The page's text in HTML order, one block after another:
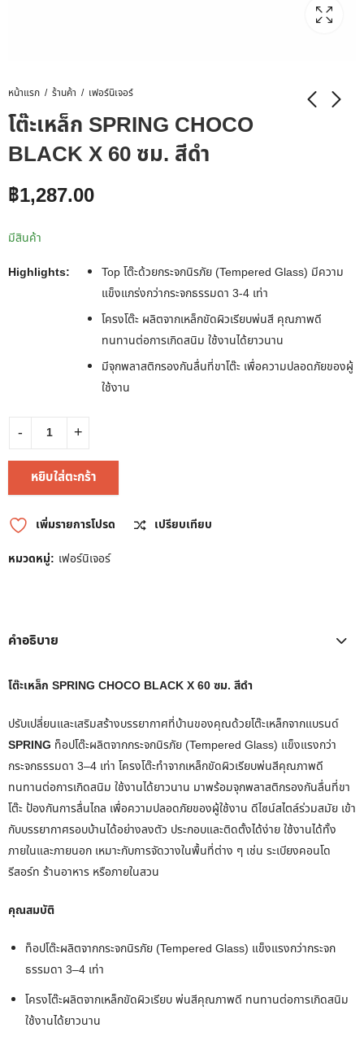
หน้าแรก ร้านค้า เฟอร์นิเจอร์
โต๊ะเหล็ก SPRING CHOCO
BLACK X 60 ซม. สีดำ
฿1,287.00
มีสินค้า
Highlights:
Top โต๊ะด้วยกระจกนิรภัย (Tempered Glass) มีความ
แข็งแกร่งกว่ากระจกธรรมดา 3-4 เท่า
โครงโต๊ะ ผลิตจากเหล็กขัดผิวเรียบพ่นสี คุณภาพดี
ทนทานต่อการเกิดสนิม ใช้งานได้ยาวนาน
มีจุกพลาสติกรองกันลื่นที่ขาโต๊ะ เพื่อความปลอดภัยของผู้
ใช้งาน
หยิบใส่ตะกร้า
เพิ่มรายการโปรด
เปรียบเทียบ
หมวดหมู่: เฟอร์นิเจอร์
คำอธิบาย
โต๊ะเหล็ก SPRING CHOCO BLACK X 60 ซม. สีดำ
ปรับเปลี่ยนและเสริมสร้างบรรยากาศที่บ้านของคุณด้วยโต๊ะเหล็กจากแบรนด์
SPRING ท็อปโต๊ะผลิตจากกระจกนิรภัย (Tempered Glass) แข็งแรงกว่า
กระจกธรรมดา 3–4 เท่า โครงโต๊ะทำจากเหล็กขัดผิวเรียบพ่นสีคุณภาพดี
ทนทานต่อการเกิดสนิม ใช้งานได้ยาวนาน มาพร้อมจุกพลาสติกรองกันลื่นที่ขา
โต๊ะ ป้องกันการลื่นไถล เพื่อความปลอดภัยของผู้ใช้งาน ดีไซน์สไตล์ร่วมสมัย เข้า
กับบรรยากาศรอบบ้านได้อย่างลงตัว ประกอบและติดตั้งได้ง่าย ใช้งานได้ทั้ง
ภายในและภายนอก เหมาะกับการจัดวางในพื้นที่ต่าง ๆ เช่น ระเบียงคอนโด
รีสอร์ท ร้านอาหาร หรือภายในสวน
คุณสมบัติ
ท็อปโต๊ะผลิตจากกระจกนิรภัย (Tempered Glass) แข็งแรงกว่ากระจก
ธรรมดา 3–4 เท่า
โครงโต๊ะผลิตจากเหล็กขัดผิวเรียบ พ่นสีคุณภาพดี ทนทานต่อการเกิดสนิม
ใช้งานได้ยาวนาน